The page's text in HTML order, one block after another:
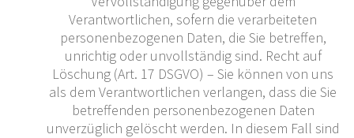
Verantwortlichen, sofern die verarbeiteten
personenbezogenen Daten, die Sie betreffen,
unrichtig oder unvollständig sind. Recht auf
Löschung (Art. 17 DSGVO) – Sie können von uns
als dem Verantwortlichen verlangen, dass die Sie
betreffenden personenbezogenen Daten
unverzüglich gelöscht werden. In diesem Fall sind